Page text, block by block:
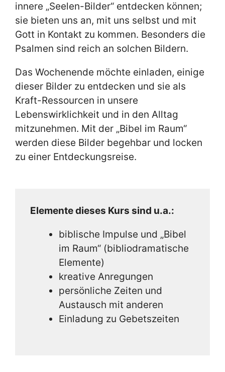
innere „Seelen-Bilder“ entdecken können;
sie bieten uns an, mit uns selbst und mit
Gott in Kontakt zu kommen. Besonders die
Psalmen sind reich an solchen Bildern.
Das Wochenende möchte einladen, einige
dieser Bilder zu entdecken und sie als
Kraft-Ressourcen in unsere
Lebenswirklichkeit und in den Alltag
mitzunehmen. Mit der „Bibel im Raum“
werden diese Bilder begehbar und locken
zu einer Entdeckungsreise.
Elemente dieses Kurs sind u.a.:
biblische Impulse und „Bibel
im Raum“ (bibliodramatische
Elemente)
kreative Anregungen
persönliche Zeiten und
Austausch mit anderen
Einladung zu Gebetszeiten